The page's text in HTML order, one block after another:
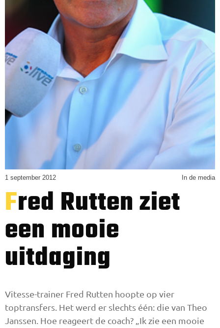
1 september 2012 In de media
Fred Rutten ziet
een mooie
uitdaging
Vitesse-trainer Fred Rutten hoopte op vier
toptransfers. Het werd er slechts één: die van Theo
Janssen. Hoe rea­geert de coach? „Ik zie een mooie